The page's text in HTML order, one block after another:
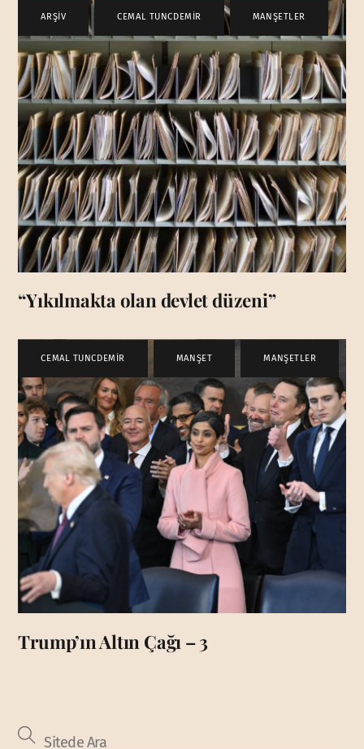
ARŞİV CEMAL TUNCDEMİR , MANŞETLER
“Yıkılmakta olan devlet düzeni”
CEMAL TUNCDEMİR MANŞET MANŞETLER
Trump’ın Altın Çağı – 3